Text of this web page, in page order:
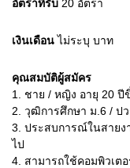
อัตราที่รับ 20 อัตรา
เงินเดือนไม่ระบุ บาท
คุณสมบัติผู้สมัคร
1.
ชาย / หญิง อายุ 20 ปี
2. วุฒิการศึกษา ม.6 / ป
3. ประสบการณ์ในสายง
ไป
4. สามารถใช้คอมพิวเต